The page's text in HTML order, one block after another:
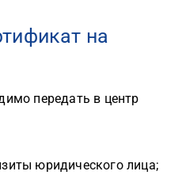
на
передать в центр
юридического лица;